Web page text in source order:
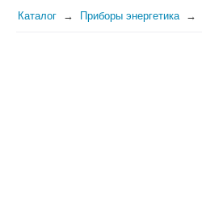
Каталог Приборы энергетика